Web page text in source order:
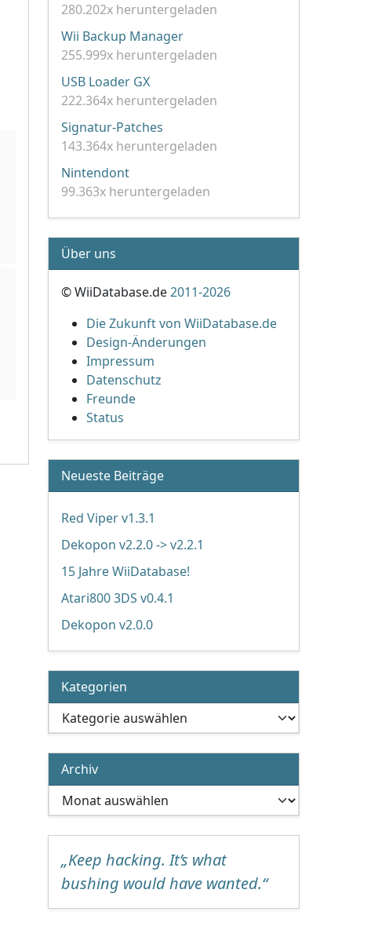
280.202x heruntergeladen
Wii Backup Manager
255.999x heruntergeladen
USB Loader GX
222.364x heruntergeladen
Signatur-Patches
143.364x heruntergeladen
Nintendont
99.363x heruntergeladen
Über uns
© WiiDatabase.de2011-2026
Die Zukunft von WiiDatabase.de
Design-Änderungen
Impressum
Datenschutz
Freunde
Status
Neueste Beiträge
Red Viper v1.3.1
Dekopon v2.2.0 -> v2.2.1
15 Jahre WiiDatabase!
Atari800 3DS v0.4.1
Dekopon v2.0.0
Kategorien
Kategorien
Archiv
Archiv
„Keep hacking. It’s what
bushing would have wanted.“